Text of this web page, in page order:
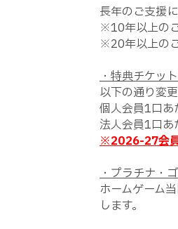
長年のご支援
※10年以上の
※20年以上の
・特典チケッ
以下の通り変
個人会員1口あ
法人会員1口あ
※2026-27会員
・プラチナ・
ホームゲーム
します。